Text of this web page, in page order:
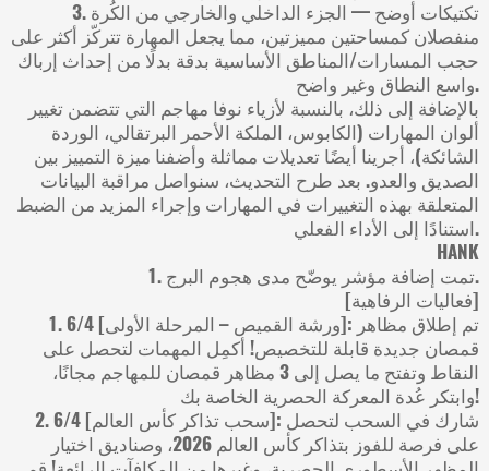
3. تكتيكات أوضح — الجزء الداخلي والخارجي من الكُرة
منفصلان كمساحتين مميزتين، مما يجعل المهارة تتركّز أكثر على
حجب المسارات/المناطق الأساسية بدقة بدلًا من إحداث إرباك
واسع النطاق وغير واضح.
بالإضافة إلى ذلك، بالنسبة لأزياء نوفا مهاجم التي تتضمن تغيير
ألوان المهارات (الكابوس، الملكة الأحمر البرتقالي، الوردة
الشائكة)، أجرينا أيضًا تعديلات مماثلة وأضفنا ميزة التمييز بين
الصديق والعدو. بعد طرح التحديث، سنواصل مراقبة البيانات
المتعلقة بهذه التغييرات في المهارات وإجراء المزيد من الضبط
استنادًا إلى الأداء الفعلي.
HANK
1. تمت إضافة مؤشر يوضّح مدى هجوم البرج.
[فعاليات الرفاهية]
1. 6/4 [ورشة القميص – المرحلة الأولى]: تم إطلاق مظاهر
قمصان جديدة قابلة للتخصيص! أكمِل المهمات لتحصل على
النقاط وتفتح ما يصل إلى 3 مظاهر قمصان للمهاجم مجانًا،
وابتكر عُدة المعركة الحصرية الخاصة بك!
2. 6/4 [سحب تذاكر كأس العالم]: شارك في السحب لتحصل
على فرصة للفوز بتذاكر كأس العالم 2026، وصناديق اختيار